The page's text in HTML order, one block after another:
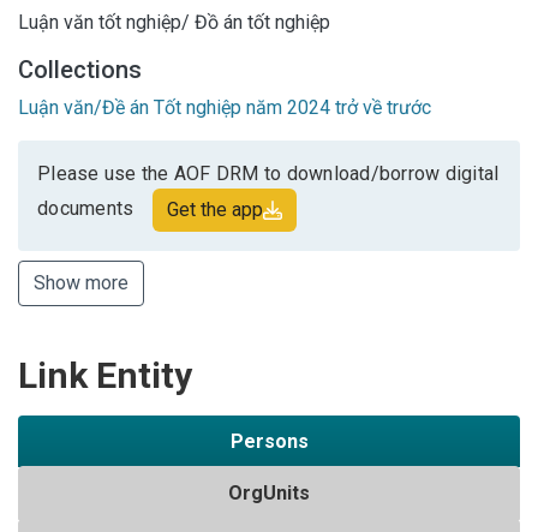
Luận văn tốt nghiệp/ Đồ án tốt nghiệp
Collections
Luận văn/Đề án Tốt nghiệp năm 2024 trở về trước
Please use the AOF DRM to download/borrow digital
documents
Get the app
Show more
Link Entity
Persons
OrgUnits